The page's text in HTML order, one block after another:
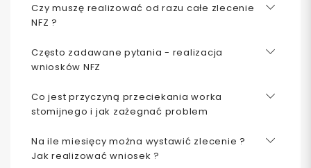
Czy muszę realizować od razu całe zlecenie
NFZ ?
Często zadawane pytania - realizacja
wniosków NFZ
Co jest przyczyną przeciekania worka
stomijnego i jak zażegnać problem
Na ile miesięcy można wystawić zlecenie ?
Jak realizować wniosek ?